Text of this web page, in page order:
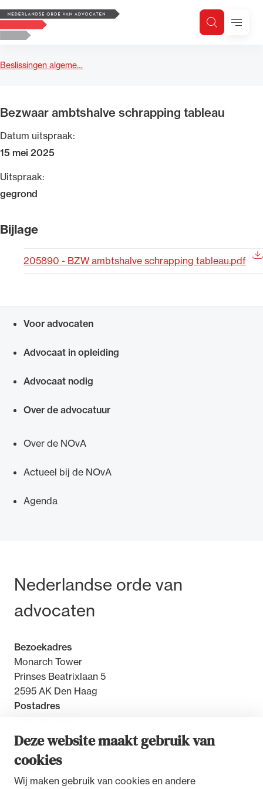
Deze website maakt gebruik van
cookies
Wij maken gebruik van cookies en andere
Logo, to the homepage
ZoekenMenu
Beslissingen algeme…
Bezwaar ambtshalve schrapping tableau
Datum uitspraak:
15 mei 2025
Uitspraak:
gegrond
Bijlage
205890 - BZW ambtshalve schrapping tableau.pdf
Voor advocaten
Advocaat in opleiding
Advocaat nodig
Over de advocatuur
Over de NOvA
Actueel bij de NOvA
Agenda
Bezoek- en postadres
Nederlandse orde van
advocaten
Bezoekadres
Monarch Tower
Prinses Beatrixlaan 5
2595 AK Den Haag
Postadres
2500 GW Den Haag
Zoeken
Zoek op trefwoord
advocatuur (Roda).
beroepsuitoefening: van de advocatenpas tot
geheimhoudernummers.